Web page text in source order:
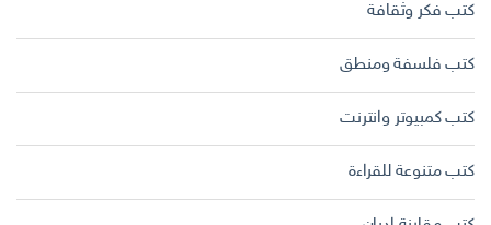
كتب فكر وثقافة
كتب فلسفة ومنطق
كتب كمبيوتر وانترنت
كتب متنوعة للقراءة